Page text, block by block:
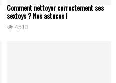
Comment nettoyer correctement ses
sextoys ? Nos astuces !
4513